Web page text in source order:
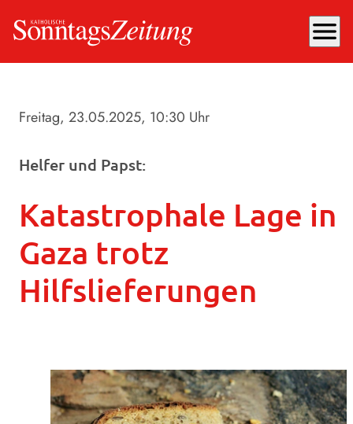
menu
Freitag, 23.05.2025, 10:30 Uhr
Helfer und Papst:
Katastrophale Lage in
Gaza trotz
Hilfslieferungen